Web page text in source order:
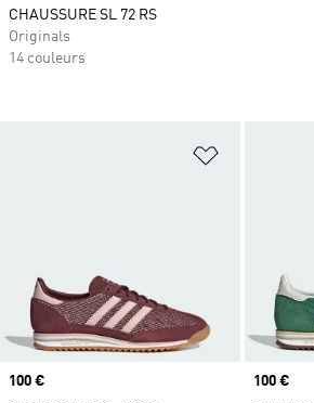
Ajouter à
Prix
100 €
Prix
100 €
CHAUSSURE SL 72 RS
Originals
14 couleurs